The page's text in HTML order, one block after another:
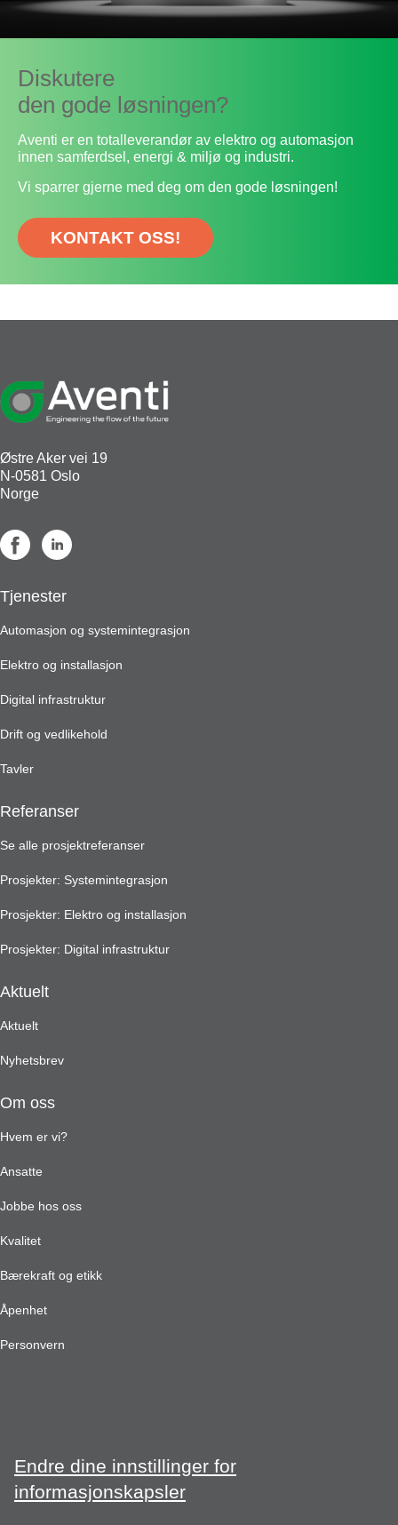
Diskutere
den gode løsningen?
Aventi er en totalleverandør av elektro og automasjon
innen samferdsel, energi & miljø og industri.
Vi sparrer gjerne med deg om den gode løsningen!
KONTAKT OSS!
Østre Aker vei 19
N-0581 Oslo
Norge
Tjenester
Automasjon og systemintegrasjon
Elektro og installasjon
Digital infrastruktur
Drift og vedlikehold
Tavler
Referanser
Se alle prosjektreferanser
Prosjekter: Systemintegrasjon
Prosjekter: Elektro og installasjon
Prosjekter: Digital infrastruktur
Aktuelt
Aktuelt
Nyhetsbrev
Om oss
Hvem er vi?
Ansatte
Jobbe hos oss
Kvalitet
Bærekraft og etikk
Åpenhet
Personvern
Endre dine innstillinger for
informasjonskapsler